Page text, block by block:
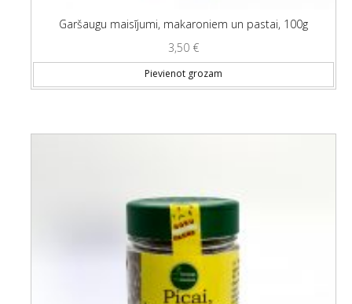
Garšaugu maisījumi, makaroniem un pastai, 100g
3,50 €
Pievienot grozam